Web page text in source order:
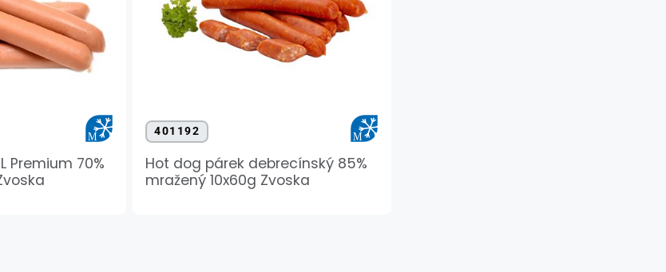
Premium 70%
401192
Hot dog párek debrecínský 85%
mražený 10x60g Zvoska